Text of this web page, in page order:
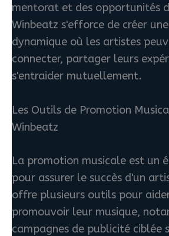
mentorat et des opportunités
Winbeatz s'efforce de créer
dynamique où les artistes
connecter, partager leurs
s'entraider mutuellement.
Les Outils de Promotion
Winbeatz
La promotion musicale est un
pour assurer le succès d'un
offre plusieurs outils pour
promouvoir leur musique,
campagnes de publicité ciblée